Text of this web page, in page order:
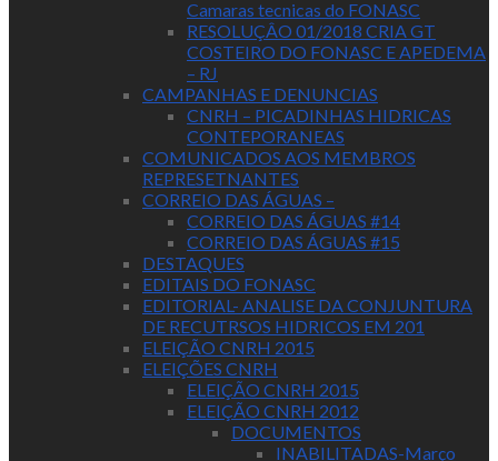
Camaras tecnicas do FONASC
RESOLUÇÂO 01/2018 CRIA GT
COSTEIRO DO FONASC E APEDEMA
– RJ
CAMPANHAS E DENUNCIAS
CNRH – PICADINHAS HIDRICAS
CONTEPORANEAS
COMUNICADOS AOS MEMBROS
REPRESETNANTES
CORREIO DAS ÁGUAS –
CORREIO DAS ÁGUAS #14
CORREIO DAS ÁGUAS #15
DESTAQUES
EDITAIS DO FONASC
EDITORIAL- ANALISE DA CONJUNTURA
DE RECUTRSOS HIDRICOS EM 201
ELEIÇÃO CNRH 2015
ELEIÇÕES CNRH
ELEIÇÃO CNRH 2015
ELEIÇÃO CNRH 2012
DOCUMENTOS
INABILITADAS-Março